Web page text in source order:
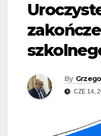
By
CZE 14,